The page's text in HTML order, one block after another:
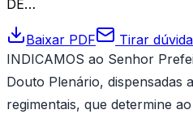
DE…
Baixar PDF
Tirar
INDICAMOS ao Senhor
Douto Plenário, dispensadas
regimentais, que determine